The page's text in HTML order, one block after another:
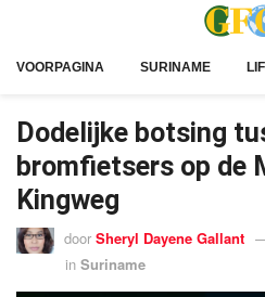
VOORPAGINA SURINAME
Dodelijke botsing
bromfietsers op de
Kingweg
door Sheryl Dayene Gallant
in Suriname